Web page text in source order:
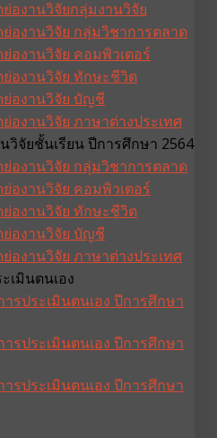
องานวิจัยกลุ่มงานวิจัย
องานวิจัย กลุ่มวิชาการตลาด
องานวิจัย คอมพิวเตอร์
องานวิจัย ทักษะชีวิต
องานวิจัย บัญชี
องานวิจัย ภาษาต่างประเทศ
วิจัยชั้นเรียน ปีการศึกษา 2564
องานวิจัย กลุ่มวิชาการตลาด
องานวิจัย คอมพิวเตอร์
องานวิจัย ทักษะชีวิต
องานวิจัย บัญชี
องานวิจัย ภาษาต่างประเทศ
เมินตนเอง
ารประเมินตนเอง ปีการศึกษา
ารประเมินตนเอง ปีการศึกษา
ารประเมินตนเอง ปีการศึกษา